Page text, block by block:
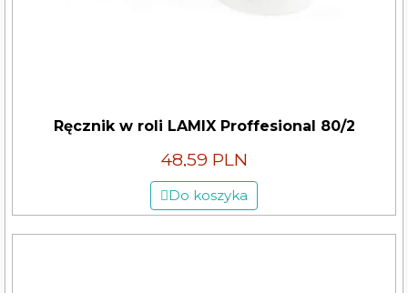
Ręcznik w roli LAMIX Proffesional 80/2
48,59 PLN
Do koszyka